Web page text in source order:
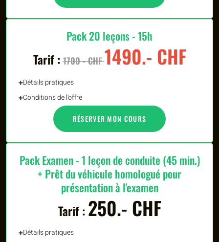
Pack 20 leçons - 15h
Tarif :1700 - CHF1490.- CHF
Détails pratiques
Conditions de l'offre
RÉSERVER MON COURS
Pack Examen - 1 leçon de conduite (45 min.)
+ Prêt du véhicule homologué pour
présentation à l'examen
Tarif : 250.- CHF
Détails pratiques